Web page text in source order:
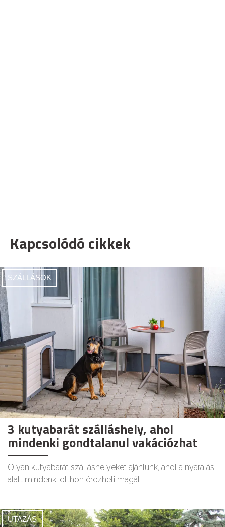
Kapcsolódó cikkek
SZÁLLÁSOK
3 kutyabarát szálláshely, ahol
mindenki gondtalanul vakációzhat
Olyan kutyabarát szálláshelyeket ajánlunk, ahol a nyaralás
alatt mindenki otthon érezheti magát.
UTAZÁS